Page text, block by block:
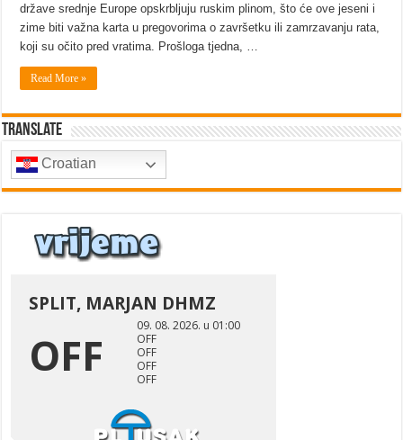
države srednje Europe opskrbljuju ruskim plinom, što će ove jeseni i
zime biti važna karta u pregovorima o završetku ili zamrzavanju rata,
koji su očito pred vratima. Prošloga tjedna, …
Read More »
Translate
Croatian